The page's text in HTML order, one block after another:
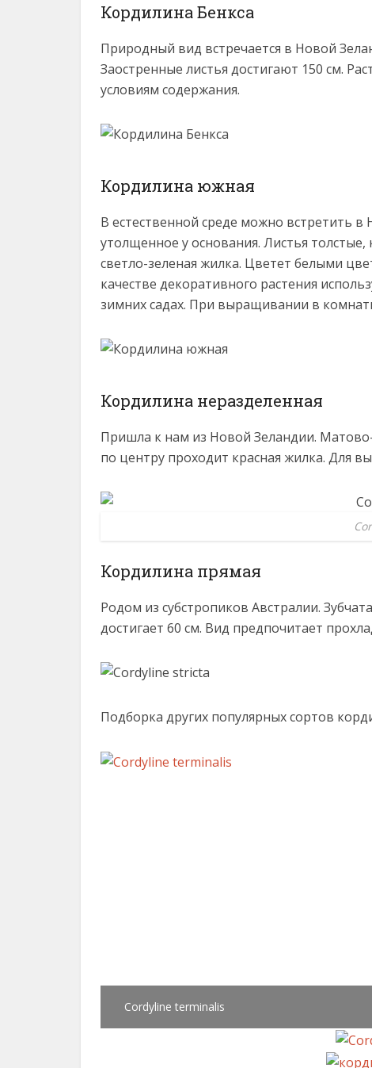
Кордилина Бенкса
Природный вид встречается в Новой
Заостренные листья достигают 150 см.
условиям содержания.
Кордилина южная
В естественной среде можно встретить
утолщенное у основания. Листья
светло-зеленая жилка. Цветет белыми
качестве декоративного растения
зимних садах. При выращивании в
Кордилина неразделенная
Пришла к нам из Новой Зеландии.
по центру проходит красная жилка. Для
Кордилина прямая
Родом из субстропиков Австралии.
достигает 60 см. Вид предпочитает
Подборка других популярных сортов
Cordyline terminalis